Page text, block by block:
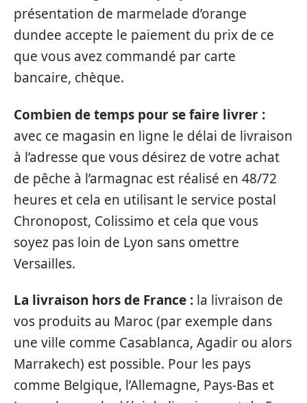
présentation de marmelade d’orange
dundee accepte le paiement du prix de ce
que vous avez commandé par carte
bancaire, chèque.
Combien de temps pour se faire livrer :
avec ce magasin en ligne le délai de livraison
à l’adresse que vous désirez de votre achat
de pêche à l’armagnac est réalisé en 48/72
heures et cela en utilisant le service postal
Chronopost, Colissimo et cela que vous
soyez pas loin de Lyon sans omettre
Versailles.
La livraison hors de France : la livraison de
vos produits au Maroc (par exemple dans
une ville comme Casablanca, Agadir ou alors
Marrakech) est possible. Pour les pays
comme Belgique, l’Allemagne, Pays-Bas et